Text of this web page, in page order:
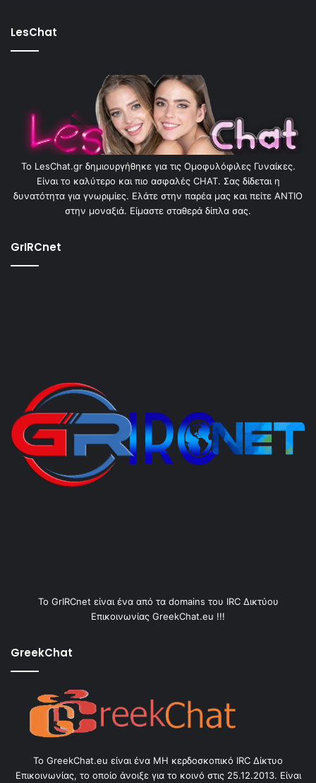
LesChat
To LesChat.gr δημιουργήθηκε για τις Ομοφυλόφιλες Γυναίκες.
Είναι το καλύτερο και πιο ασφαλές CHAT. Σας δίδεται η
δυνατότητα για γνωριμίες. Ελάτε στην παρέα μας και πείτε ΑΝΤΙΟ
στην μοναξιά. Είμαστε σταθερά δίπλα σας.
GrIRCnet
Το GrIRCnet είναι ένα από τα domains του IRC Δικτύου
Επικοινωνίας GreekChat.eu !!!
GreekChat
Το GreekChat.eu είναι ένα ΜΗ κερδοσκοπικό IRC Δίκτυο
Επικοινωνίας, το οποίο άνοιξε για το κοινό στις 25.12.2013. Είναι